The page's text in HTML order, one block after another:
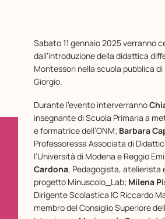
Sabato 11 gennaio 2025 verranno
dall’introduzione della didattica
Montessori nella scuola pubblica di
Giorgio.
Durante l’evento interverranno
insegnante di Scuola Primaria a
e formatrice dell’ONM; Barbara
Professoressa Associata di
l’Università di Modena e Reggio
Cardona, Pedagogista, atelierista
progetto Minuscolo_Lab; Milena
Dirigente Scolastica IC Riccardo
membro del Consiglio Superiore